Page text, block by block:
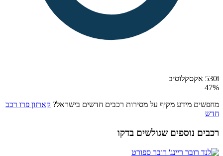
530i אקסקלוסיב
47%
מחפשים מידע מקיף על מסירות רכבים חדשים בישראל? קארזון פרו רכב
חדש
רכבים נוספים שגולשים בדקו